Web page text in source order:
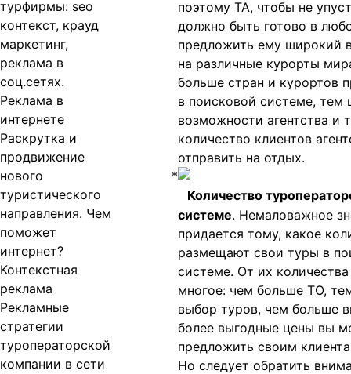
турфирмы: seo
контекст, крауд
маркетинг,
реклама в
соц.сетях.
Реклама в
интернете
Раскрутка и
продвижение
нового
туристического
направления. Чем
поможет
интернет?
Контекстная
реклама
Рекламные
стратегии
туроператорской
компании в сети
поэтому ТА, чтобы не
должно быть готово в
предложить ему широкий
на различные курорты
больше стран и курортов
в поисковой системе, тем
возможности агентства и
количество клиентов
отправить на отдых.
Количество
системе. Немаловажное
придается тому, какое
размещают свои туры в
системе. От их количества
многое: чем больше ТО,
выбор туров, чем больше
более выгодные цены вы
предложить своим
Но следует обратить